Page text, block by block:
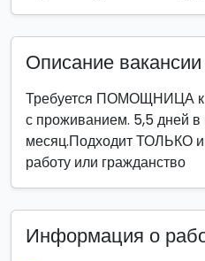
Описание вакансии
Требуется ПОМОЩНИЦА к
с проживанием. 5,5 дней
месяц.Подходит ТОЛЬКО
работу или гражданство
Информация о